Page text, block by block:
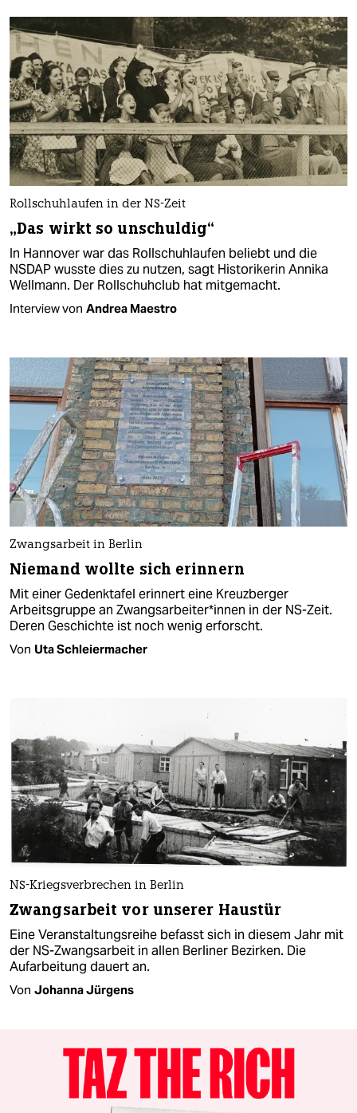
Rollschuhlaufen in der NS-Zeit
„Das wirkt so unschuldig“
In Hannover war das Rollschuhlaufen beliebt und die
NSDAP wusste dies zu nutzen, sagt Historikerin Annika
Wellmann. Der Rollschuhclub hat mitgemacht.
Interview von Andrea Maestro
Zwangsarbeit in Berlin
Niemand wollte sich erinnern
Mit einer Gedenktafel erinnert eine Kreuzberger
Arbeitsgruppe an Zwangs­ar­bei­te­r*in­nen in der NS-Zeit.
Deren Geschichte ist noch wenig erforscht.
Von Uta Schleiermacher
NS-Kriegsverbrechen in Berlin
Zwangsarbeit vor unserer Haustür
Eine Veranstaltungsreihe befasst sich in diesem Jahr mit
der NS-Zwangsarbeit in allen Berliner Bezirken. Die
Aufarbeitung dauert an.
Von Johanna Jürgens